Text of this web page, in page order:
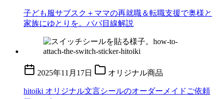
子ども服サブスク＋ママの再就職＆転職支援で奥様と
家族にゆとりを。パパ目線解説
2025年11月17日 オリジナル商品
hitoiki オリジナル文言シールのオーダーメイドご依頼